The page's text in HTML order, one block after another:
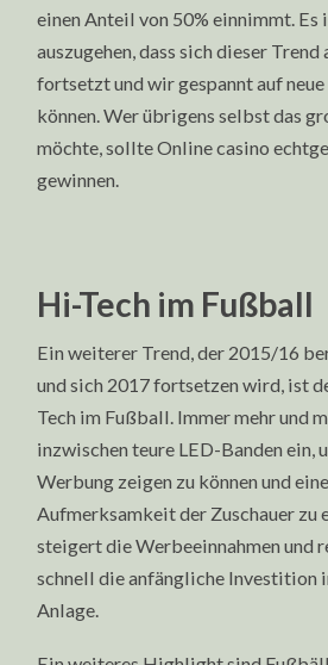
einen Anteil von 50% einnimmt. Es
auszugehen, dass sich dieser Trend
fortsetzt und wir gespannt auf
können. Wer übrigens selbst das
möchte, sollte Online casino
gewinnen.
Hi-Tech im Fußball
Ein weiterer Trend, der 2015/16
und sich 2017 fortsetzen wird, ist
Tech im Fußball. Immer mehr und
inzwischen teure LED-Banden ein,
Werbung zeigen zu können und
Aufmerksamkeit der Zuschauer zu
steigert die Werbeeinnahmen und
schnell die anfängliche Investition
Anlage.